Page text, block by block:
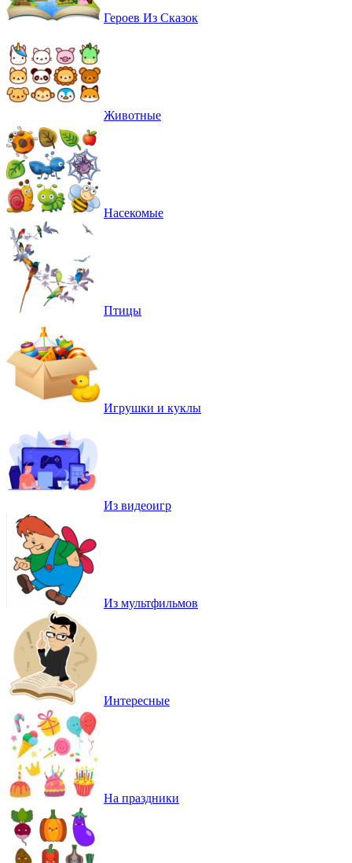
Героев Из Сказок
Животные
Насекомые
Птицы
Игрушки и куклы
Из видеоигр
Из мультфильмов
Интересные
На праздники